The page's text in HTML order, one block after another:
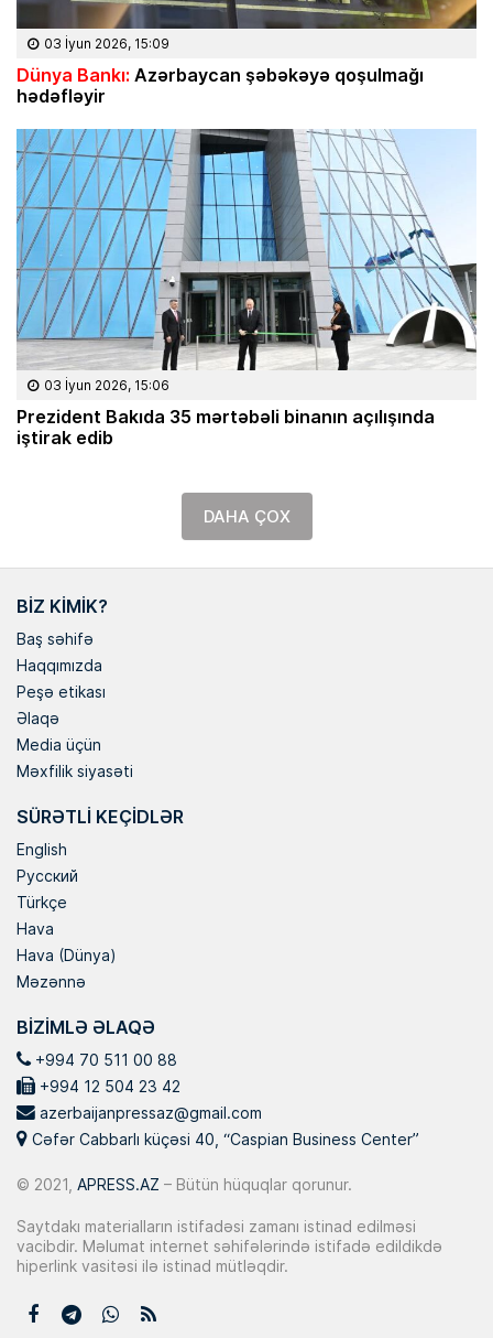
03 İyun 2026, 15:09
Dünya Bankı: Azərbaycan şəbəkəyə qoşulmağı
hədəfləyir
03 İyun 2026, 15:06
Prezident Bakıda 35 mərtəbəli binanın açılışında
iştirak edib
DAHA ÇOX
BIZ KIMIK?
Baş səhifə
Haqqımızda
Peşə etikası
Əlaqə
Media üçün
Məxfilik siyasəti
SÜRƏTLI KEÇIDLƏR
English
Русский
Türkçe
Hava
Hava (Dünya)
Məzənnə
BIZIMLƏ ƏLAQƏ
+994 70 511 00 88
+994 12 504 23 42
azerbaijanpressaz@gmail.com
Cəfər Cabbarlı küçəsi 40, “Caspian Business Center”
© 2021, APRESS.AZ – Bütün hüquqlar qorunur.
Saytdakı materialların istifadəsi zamanı istinad edilməsi
vacibdir. Məlumat internet səhifələrində istifadə edildikdə
hiperlink vasitəsi ilə istinad mütləqdir.